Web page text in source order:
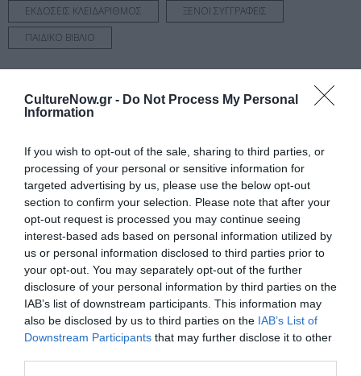
CultureNow.gr - Do Not Process My Personal
Information
If you wish to opt-out of the sale, sharing to third parties, or
processing of your personal or sensitive information for
targeted advertising by us, please use the below opt-out
section to confirm your selection. Please note that after your
opt-out request is processed you may continue seeing
interest-based ads based on personal information utilized by
us or personal information disclosed to third parties prior to
your opt-out. You may separately opt-out of the further
disclosure of your personal information by third parties on the
IAB’s list of downstream participants. This information may
also be disclosed by us to third parties on the IAB’s List of
Downstream Participants that may further disclose it to other
ΕΚΔΟΣΕΙΣ ΚΛΕΙΔΑΡΙΘΜΟΣ
ΞΕΝΟΙ ΣΥΓΓΡΑΦΕΙΣ
ΠΑΙΔΙΚΟ ΒΙΒΛΙΟ
Κάθε βδομάδα στο e-mail σας τα τελευταία νέα για
Ακολουθήστε το Culturenow.gr
Σχετικά Άρθρα